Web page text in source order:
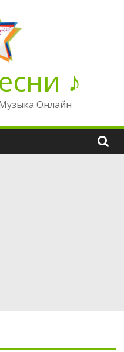
♪
Онлайн